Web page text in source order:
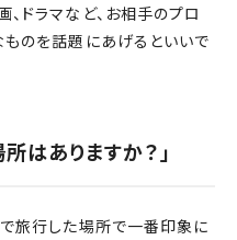
ドラマなど、お相手のプロ
ものを話題にあげるといいで
はありますか？」
で旅行した場所で一番印象に